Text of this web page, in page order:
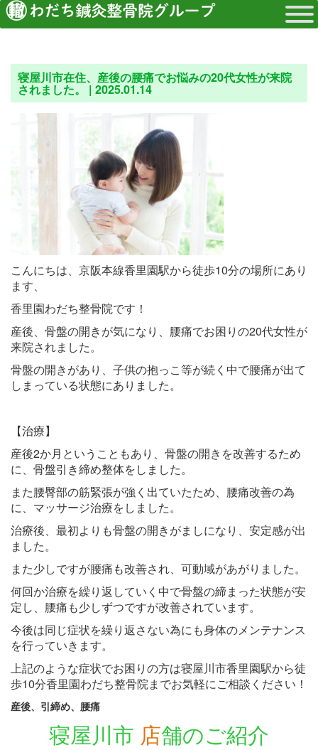
寝屋川市在住、産後の腰痛でお悩みの20代女性が来院
されました。 | 2025.01.14
こんにちは、京阪本線香里園駅から徒歩10分の場所にあり
ます、
香里園わだち整骨院です！
産後、骨盤の開きが気になり、腰痛でお困りの20代女性が
来院されました。
骨盤の開きがあり、子供の抱っこ等が続く中で腰痛が出て
しまっている状態にありました。
【治療】
産後2か月ということもあり、骨盤の開きを改善するため
に、骨盤引き締め整体をしました。
また腰臀部の筋緊張が強く出ていたため、腰痛改善の為
に、マッサージ治療をしました。
治療後、最初よりも骨盤の開きがましになり、安定感が出
ました。
また少しですが腰痛も改善され、可動域があがりました。
何回か治療を繰り返していく中で骨盤の締まった状態が安
定し、腰痛も少しずつですが改善されています。
今後は同じ症状を繰り返さない為にも身体のメンテナンス
を行っていきます。
上記のような症状でお困りの方は寝屋川市香里園駅から徒
歩10分香里園わだち整骨院までお気軽にご相談ください！
産後、引締め、腰痛
寝屋川市 店舗のご紹介